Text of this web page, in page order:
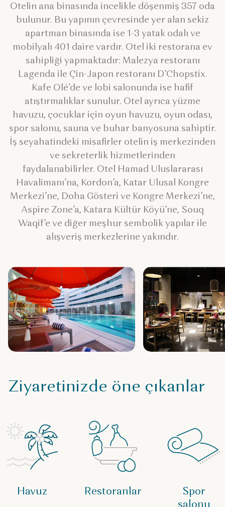
Otelin ana binasında incelikle döşenmiş 357 oda
bulunur. Bu yapının çevresinde yer alan sekiz
apartman binasında ise 1-3 yatak odalı ve
mobilyalı 401 daire vardır. Otel iki restorana ev
sahipliği yapmaktadır: Malezya restoranı
Lagenda ile Çin-Japon restoranı D’Chopstix.
Kafe Olé’de ve lobi salonunda ise hafif
atıştırmalıklar sunulur. Otel ayrıca yüzme
havuzu, çocuklar için oyun havuzu, oyun odası,
spor salonu, sauna ve buhar banyosuna sahiptir.
İş seyahatindeki misafirler otelin iş merkezinden
ve sekreterlik hizmetlerinden
faydalanabilirler. Otel Hamad Uluslararası
Havalimanı’na, Kordon’a, Katar Ulusal Kongre
Merkezi’ne, Doha Gösteri ve Kongre Merkezi’ne,
Aspire Zone’a, Katara Kültür Köyü’ne, Souq
Waqif’e ve diğer meşhur sembolik yapılar ile
alışveriş merkezlerine yakındır.
Ziyaretinizde öne çıkanlar
Havuz Restoranlar
Spor
salonu